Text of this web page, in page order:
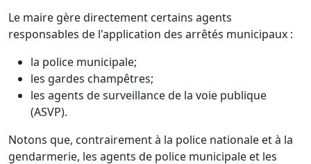
Le maire gère directement certains agents
responsables de l'application des arrêtés municipaux :
la police municipale;
les gardes champêtres;
les agents de surveillance de la voie publique
(ASVP).
Notons que, contrairement à la police nationale et à la
gendarmerie, les agents de police municipale et les